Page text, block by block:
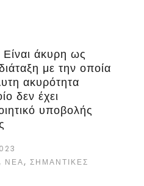
άκυρη ως
με την οποία
ακυρότητα
δεν έχει
υποβολής
ΝΕΑ, ΣΗΜΑΝΤΙΚΈΣ